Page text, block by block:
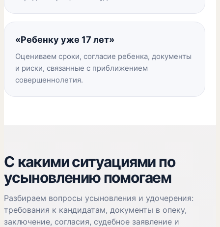
«Ребенку уже 17 лет»
Оцениваем сроки, согласие ребенка, документы
и риски, связанные с приближением
совершеннолетия.
С какими ситуациями по
усыновлению помогаем
Разбираем вопросы усыновления и удочерения:
требования к кандидатам, документы в опеку,
заключение, согласия, судебное заявление и